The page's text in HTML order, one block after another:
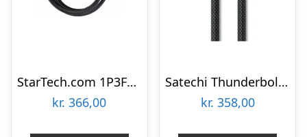
StarTech.com 1P3FFCB-USB-SERIAL
kr. 366,00
Satechi Thunderbolt 4 Pro Cable – 1 m
kr. 358,00